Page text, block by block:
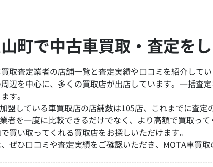
町で中古車買取・査定を
取査定業者の店舗一覧と査定実績や口コミを紹介してい
辺を中心に、多くの買取店が出店しています。一括査
す。
盟している車買取店の店舗数は105店、これまでに査定
者を一度に比較できるだけでなく、より高額で買取っ
買い取ってくれる買取店をお探しいただけます。
ぜひ口コミや査定実績をご確認いただき、MOTA車買取